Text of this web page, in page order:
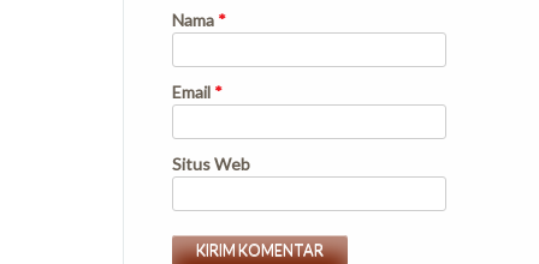
Nama *
Email *
Situs Web